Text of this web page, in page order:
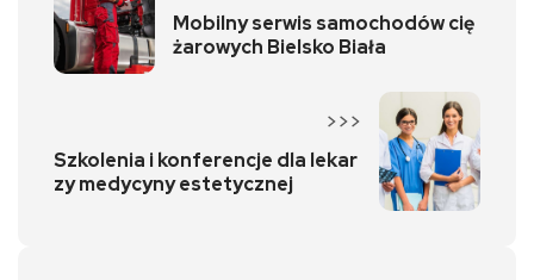
Mobilny serwis samochodów cię
żarowych Bielsko Biała
>>>
Szkolenia i konferencje dla lekar
zy medycyny estetycznej